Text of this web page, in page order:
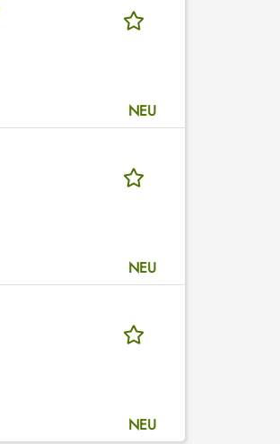
NEU
NEU
NEU